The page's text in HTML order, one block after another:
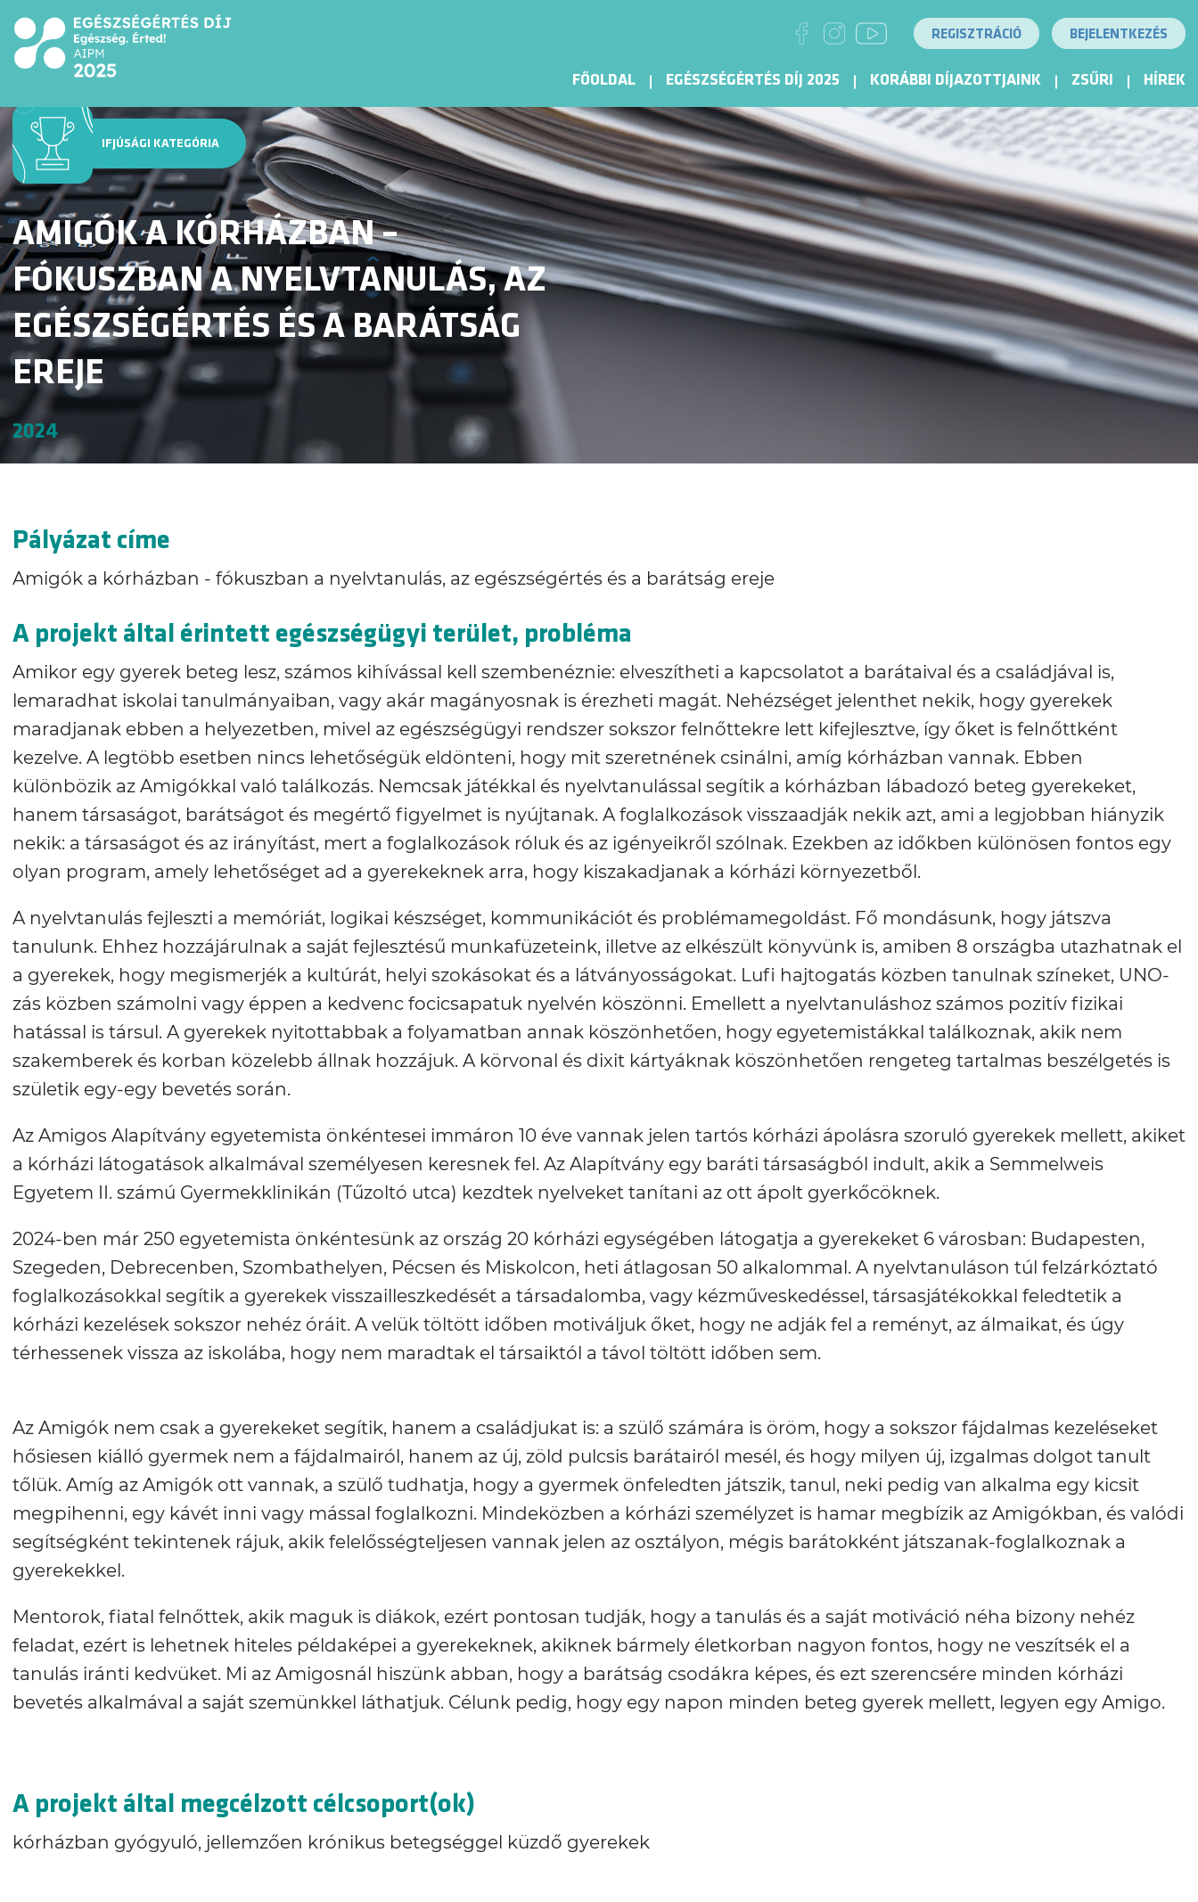
REGISZTRÁCIÓ BEJELENTKEZÉS
FŐOLDAL EGÉSZSÉGÉRTÉS DÍJ 2025 KORÁBBI DÍJAZOTTJAINK ZSŰRI HÍREK
IFJÚSÁGI KATEGÓRIA
AMIGÓK A KÓRHÁZBAN –
FÓKUSZBAN A NYELVTANULÁS, AZ
EGÉSZSÉGÉRTÉS ÉS A BARÁTSÁG
EREJE
2024
Pályázat címe
Amigók a kórházban - fókuszban a nyelvtanulás, az egészségértés és a barátság ereje
A projekt által érintett egészségügyi terület, probléma
Amikor egy gyerek beteg lesz, számos kihívással kell szembenéznie: elveszítheti a kapcsolatot a barátaival és a családjával is,
lemaradhat iskolai tanulmányaiban, vagy akár magányosnak is érezheti magát. Nehézséget jelenthet nekik, hogy gyerekek
maradjanak ebben a helyezetben, mivel az egészségügyi rendszer sokszor felnőttekre lett kifejlesztve, így őket is felnőttként
kezelve. A legtöbb esetben nincs lehetőségük eldönteni, hogy mit szeretnének csinálni, amíg kórházban vannak. Ebben
különbözik az Amigókkal való találkozás. Nemcsak játékkal és nyelvtanulással segítik a kórházban lábadozó beteg gyerekeket,
hanem társaságot, barátságot és megértő figyelmet is nyújtanak. A foglalkozások visszaadják nekik azt, ami a legjobban hiányzik
nekik: a társaságot és az irányítást, mert a foglalkozások róluk és az igényeikről szólnak. Ezekben az időkben különösen fontos egy
olyan program, amely lehetőséget ad a gyerekeknek arra, hogy kiszakadjanak a kórházi környezetből.
A nyelvtanulás fejleszti a memóriát, logikai készséget, kommunikációt és problémamegoldást. Fő mondásunk, hogy játszva
tanulunk. Ehhez hozzájárulnak a saját fejlesztésű munkafüzeteink, illetve az elkészült könyvünk is, amiben 8 országba utazhatnak el
a gyerekek, hogy megismerjék a kultúrát, helyi szokásokat és a látványosságokat. Lufi hajtogatás közben tanulnak színeket, UNO-
zás közben számolni vagy éppen a kedvenc focicsapatuk nyelvén köszönni. Emellett a nyelvtanuláshoz számos pozitív fizikai
hatással is társul. A gyerekek nyitottabbak a folyamatban annak köszönhetően, hogy egyetemistákkal találkoznak, akik nem
szakemberek és korban közelebb állnak hozzájuk. A körvonal és dixit kártyáknak köszönhetően rengeteg tartalmas beszélgetés is
születik egy-egy bevetés során.
Az Amigos Alapítvány egyetemista önkéntesei immáron 10 éve vannak jelen tartós kórházi ápolásra szoruló gyerekek mellett, akiket
a kórházi látogatások alkalmával személyesen keresnek fel. Az Alapítvány egy baráti társaságból indult, akik a Semmelweis
Egyetem II. számú Gyermekklinikán (Tűzoltó utca) kezdtek nyelveket tanítani az ott ápolt gyerkőcöknek.
2024-ben már 250 egyetemista önkéntesünk az ország 20 kórházi egységében látogatja a gyerekeket 6 városban: Budapesten,
Szegeden, Debrecenben, Szombathelyen, Pécsen és Miskolcon, heti átlagosan 50 alkalommal. A nyelvtanuláson túl felzárkóztató
foglalkozásokkal segítik a gyerekek visszailleszkedését a társadalomba, vagy kézműveskedéssel, társasjátékokkal feledtetik a
kórházi kezelések sokszor nehéz óráit. A velük töltött időben motiváljuk őket, hogy ne adják fel a reményt, az álmaikat, és úgy
térhessenek vissza az iskolába, hogy nem maradtak el társaiktól a távol töltött időben sem.
Az Amigók nem csak a gyerekeket segítik, hanem a családjukat is: a szülő számára is öröm, hogy a sokszor fájdalmas kezeléseket
hősiesen kiálló gyermek nem a fájdalmairól, hanem az új, zöld pulcsis barátairól mesél, és hogy milyen új, izgalmas dolgot tanult
tőlük. Amíg az Amigók ott vannak, a szülő tudhatja, hogy a gyermek önfeledten játszik, tanul, neki pedig van alkalma egy kicsit
megpihenni, egy kávét inni vagy mással foglalkozni. Mindeközben a kórházi személyzet is hamar megbízik az Amigókban, és valódi
segítségként tekintenek rájuk, akik felelősségteljesen vannak jelen az osztályon, mégis barátokként játszanak-foglalkoznak a
gyerekekkel.
Mentorok, fiatal felnőttek, akik maguk is diákok, ezért pontosan tudják, hogy a tanulás és a saját motiváció néha bizony nehéz
feladat, ezért is lehetnek hiteles példaképei a gyerekeknek, akiknek bármely életkorban nagyon fontos, hogy ne veszítsék el a
tanulás iránti kedvüket. Mi az Amigosnál hiszünk abban, hogy a barátság csodákra képes, és ezt szerencsére minden kórházi
bevetés alkalmával a saját szemünkkel láthatjuk. Célunk pedig, hogy egy napon minden beteg gyerek mellett, legyen egy Amigo.
A projekt által megcélzott célcsoport(ok)
kórházban gyógyuló, jellemzően krónikus betegséggel küzdő gyerekek